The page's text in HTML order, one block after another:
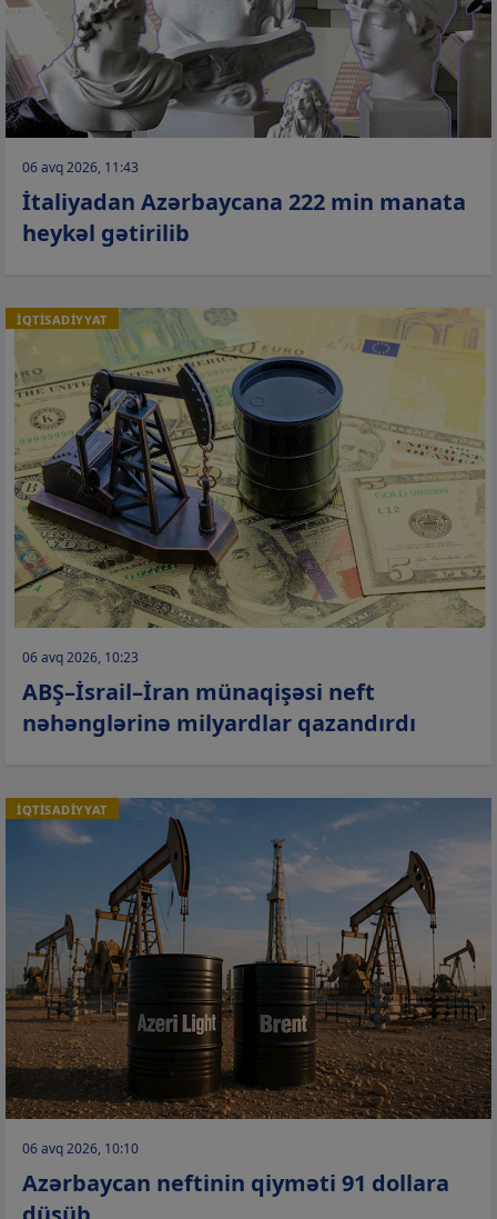
06 avq 2026, 11:43
İtaliyadan Azərbaycana 222 min manata
heykəl gətirilib
İQTİSADİYYAT
06 avq 2026, 10:23
ABŞ–İsrail–İran münaqişəsi neft
nəhənglərinə milyardlar qazandırdı
İQTİSADİYYAT
06 avq 2026, 10:10
Azərbaycan neftinin qiyməti 91 dollara